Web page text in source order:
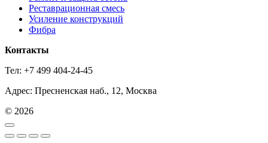
Реставрационная смесь
Усиление конструкций
Фибра
Контакты
Тел: +7 499 404-24-45
Адрес: Пресненская наб., 12, Москва
© 2026